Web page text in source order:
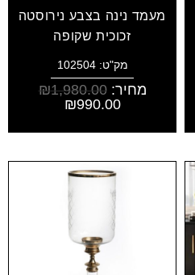
מעמד נינה בצבע נירוסטה
זכוכית שקופה
מק"ט: 102504
מחיר: ₪1,980.00
₪990.00